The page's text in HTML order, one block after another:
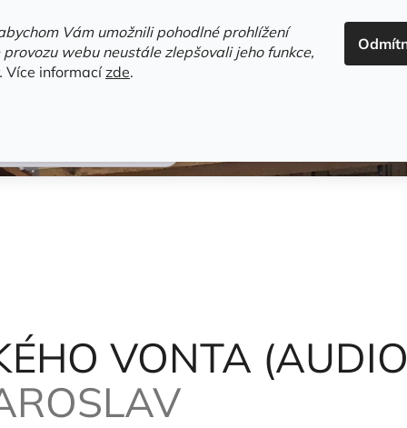
Vám umožnili pohodlné prohlížení
webu neustále zlepšovali jeho funkce,
Více informacízde.
HLEDAT
DĚTI)
VONTA